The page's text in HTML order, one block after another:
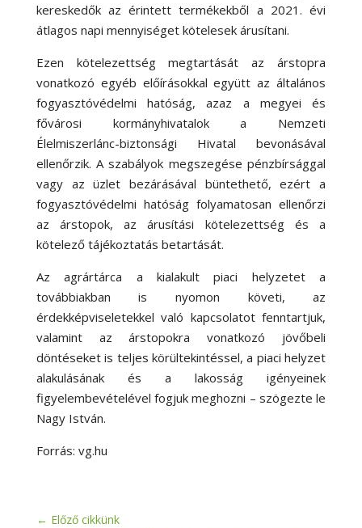
kereskedők az érintett termékekből a 2021. évi
átlagos napi mennyiséget kötelesek árusítani.
Ezen kötelezettség megtartását az árstopra
vonatkozó egyéb előírásokkal együtt az általános
fogyasztóvédelmi hatóság, azaz a megyei és
fővárosi kormányhivatalok a Nemzeti
Élelmiszerlánc-biztonsági Hivatal bevonásával
ellenőrzik. A szabályok megszegése pénzbírsággal
vagy az üzlet bezárásával büntethető, ezért a
fogyasztóvédelmi hatóság folyamatosan ellenőrzi
az árstopok, az árusítási kötelezettség és a
kötelező tájékoztatás betartását.
Az agrártárca a kialakult piaci helyzetet a
továbbiakban is nyomon követi, az
érdekképviseletekkel való kapcsolatot fenntartjuk,
valamint az árstopokra vonatkozó jövőbeli
döntéseket is teljes körültekintéssel, a piaci helyzet
alakulásának és a lakosság igényeinek
figyelembevételével fogjuk meghozni – szögezte le
Nagy István.
Forrás: vg.hu
← Előző cikkünk